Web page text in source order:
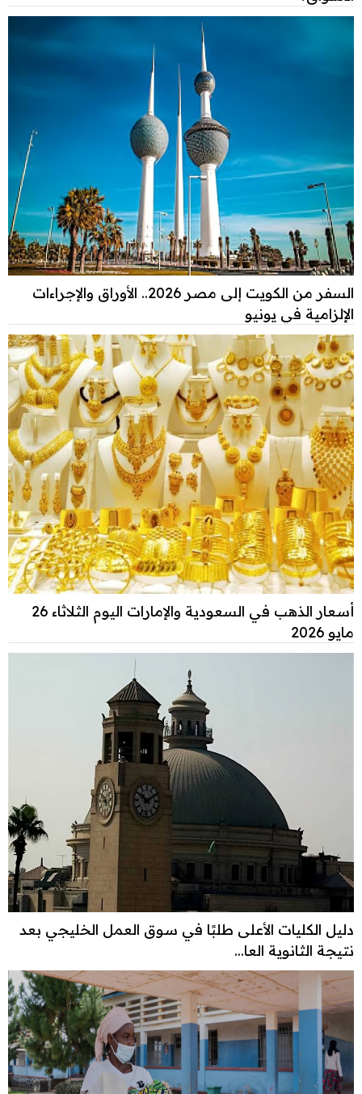
السفر من الكويت إلى مصر 2026.. الأوراق والإجراءات
الإلزامية في يونيو
أسعار الذهب في السعودية والإمارات اليوم الثلاثاء 26
مايو 2026
دليل الكليات الأعلى طلبًا في سوق العمل الخليجي بعد
نتيجة الثانوية العا...